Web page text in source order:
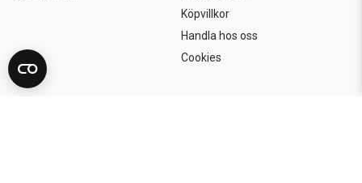
Köpvillkor
Handla hos oss
Cookies